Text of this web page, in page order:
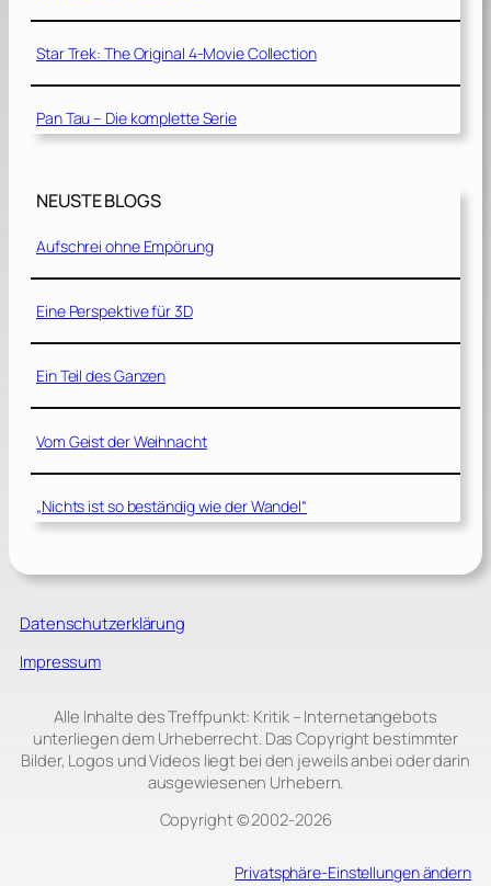
Star Trek: The Original 4-Movie Collection
Pan Tau – Die komplette Serie
NEUSTE BLOGS
Aufschrei ohne Empörung
Eine Perspektive für 3D
Ein Teil des Ganzen
Vom Geist der Weihnacht
„Nichts ist so beständig wie der Wandel“
Datenschutzerklärung
Impressum
Alle Inhalte des Treffpunkt: Kritik – Internetangebots
unterliegen dem Urheberrecht. Das Copyright bestimmter
Bilder, Logos und Videos liegt bei den jeweils anbei oder darin
ausgewiesenen Urhebern.
Copyright © 2002‑2026
Privatsphäre-Einstellungen ändern